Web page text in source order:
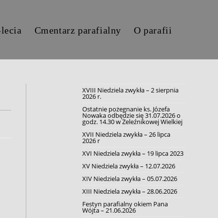
Cmentarz parafialny
O parafii
XVIII Niedziela zwykła – 2 sierpnia
2026 r.
Ostatnie pożegnanie ks. Józefa
Nowaka odbędzie się 31.07.2026 o
godz. 14.30 w Żeleźnikowej Wielkiej
XVII Niedziela zwykła – 26 lipca
2026 r
XVI Niedziela zwykła – 19 lipca 2023
XV Niedziela zwykła – 12.07.2026
XIV Niedziela zwykła – 05.07.2026
XIII Niedziela zwykła – 28.06.2026
Festyn parafialny okiem Pana
Wójta – 21.06.2026